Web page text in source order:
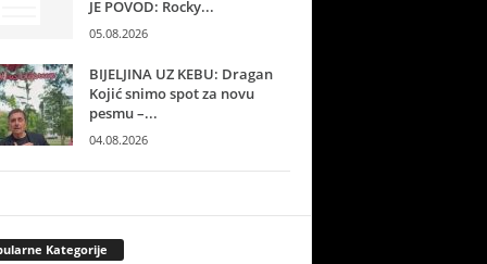
JE POVOD: Rocky...
05.08.2026
BIJELJINA UZ KEBU: Dragan
Kojić snimo spot za novu
pesmu –...
04.08.2026
Kategorije